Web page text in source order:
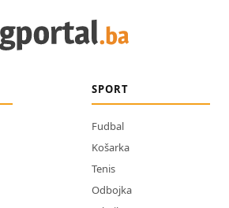
SPORT
Fudbal
Košarka
Tenis
Odbojka